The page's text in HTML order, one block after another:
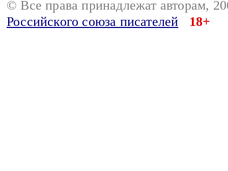
© Все права принадлежат авторам,
Российского союза писателей
18+